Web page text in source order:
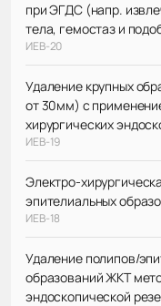
при ЭГДС (напр.
тела, гемостаз и
ИЕВ-20
Удаление крупных
от 30мм) с
хирургических
ИЕВ-19
Электро-
эпителиальных
ИЕВ-18
Удаление полипов/
образований ЖКТ
эндоскопической